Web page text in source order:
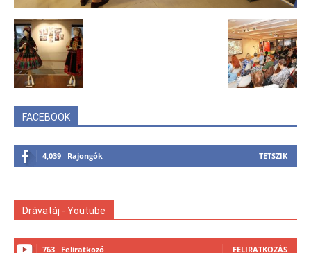
FACEBOOK
4,039 Rajongók TETSZIK
Drávatáj - Youtube
763 Feliratkozó FELIRATKOZÁS